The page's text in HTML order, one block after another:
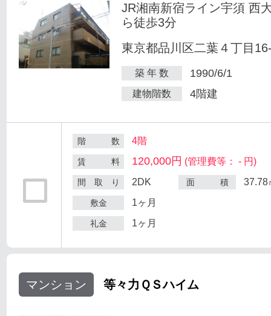
JR湘南新宿ライン宇須 西
ら徒歩3分
東京都品川区二葉４丁目
築 年 数 1990/6/1
建物階数 4階建
階 数 4階
賃 料 120,000円 (管理費等： - 円)
間 取 り 2DK 面 積 37.78
敷金 1ヶ月
礼金 1ヶ月
マンション 等々力ＱＳハイム